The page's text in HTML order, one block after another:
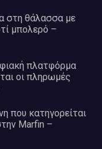
στη θάλασσα με
μπολερό –
πλατφόρμα
οι πληρωμές
που κατηγορείται
Marfin –